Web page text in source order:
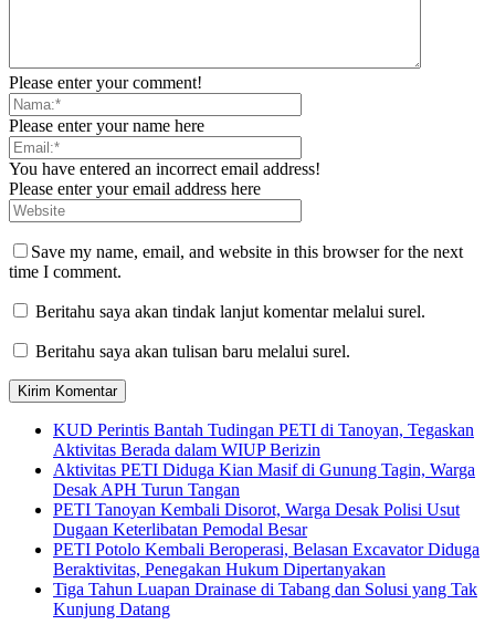
Please enter your comment!
Please enter your name here
You have entered an incorrect email address!
Please enter your email address here
Save my name, email, and website in this browser for the next
time I comment.
Beritahu saya akan tindak lanjut komentar melalui surel.
Beritahu saya akan tulisan baru melalui surel.
KUD Perintis Bantah Tudingan PETI di Tanoyan, Tegaskan
Aktivitas Berada dalam WIUP Berizin
Aktivitas PETI Diduga Kian Masif di Gunung Tagin, Warga
Desak APH Turun Tangan
PETI Tanoyan Kembali Disorot, Warga Desak Polisi Usut
Dugaan Keterlibatan Pemodal Besar
PETI Potolo Kembali Beroperasi, Belasan Excavator Diduga
Beraktivitas, Penegakan Hukum Dipertanyakan
Tiga Tahun Luapan Drainase di Tabang dan Solusi yang Tak
Kunjung Datang